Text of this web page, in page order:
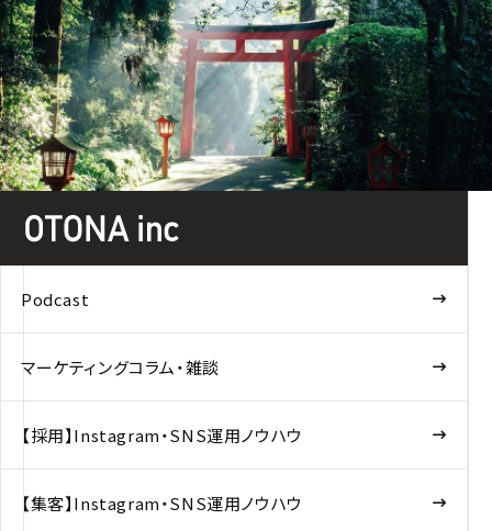
Podcast
マーケティングコラム・雑談
【採用】Instagram・SNS運用ノウハウ
【集客】Instagram・SNS運用ノウハウ